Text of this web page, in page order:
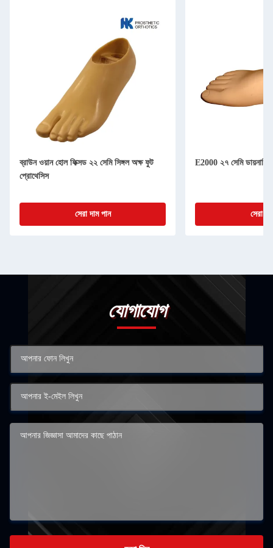
ব্রাউন ওয়ান হোল ফিক্সড ২২ সেমি সিঙ্গল অক্ষ ফুট
প্রোথেসিস
সেরা দাম পান
E2000 ২৭ সেমি
সেরা
যোগাযোগ